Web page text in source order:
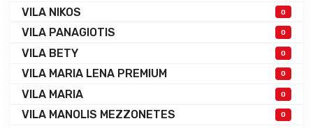
VILA NIKOS 0
VILA PANAGIOTIS 0
VILA BETY 0
VILA MARIA LENA PREMIUM 0
VILA MARIA 0
VILA MANOLIS MEZZONETES 0